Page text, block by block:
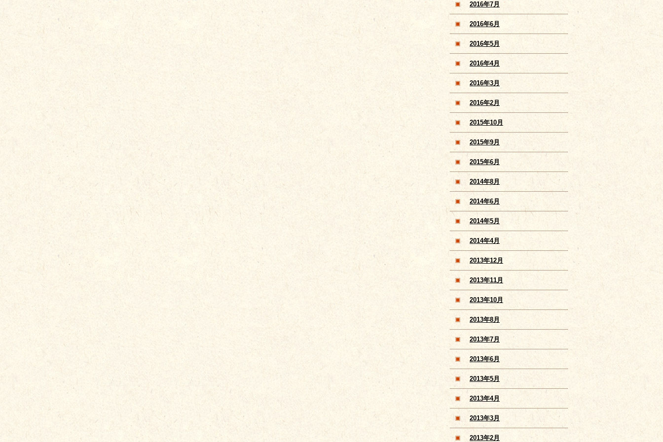
2016年7月
2016年6月
2016年5月
2016年4月
2016年3月
2016年2月
2015年10月
2015年9月
2015年6月
2014年8月
2014年6月
2014年5月
2014年4月
2013年12月
2013年11月
2013年10月
2013年8月
2013年7月
2013年6月
2013年5月
2013年4月
2013年3月
2013年2月